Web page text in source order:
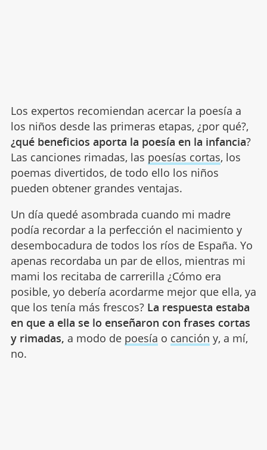
Los expertos recomiendan acercar la poesía a
los niños desde las primeras etapas, ¿por qué?,
¿qué beneficios aporta la poesía en la infancia?
Las canciones rimadas, las poesías cortas, los
poemas divertidos, de todo ello los niños
pueden obtener grandes ventajas.
Un día quedé asombrada cuando mi madre
podía recordar a la perfección el nacimiento y
desembocadura de todos los ríos de España. Yo
apenas recordaba un par de ellos, mientras mi
mami los recitaba de carrerilla ¿Cómo era
posible, yo debería acordarme mejor que ella, ya
que los tenía más frescos? La respuesta estaba
en que a ella se lo enseñaron con frases cortas
y rimadas, a modo de poesía o canción y, a mí,
no.